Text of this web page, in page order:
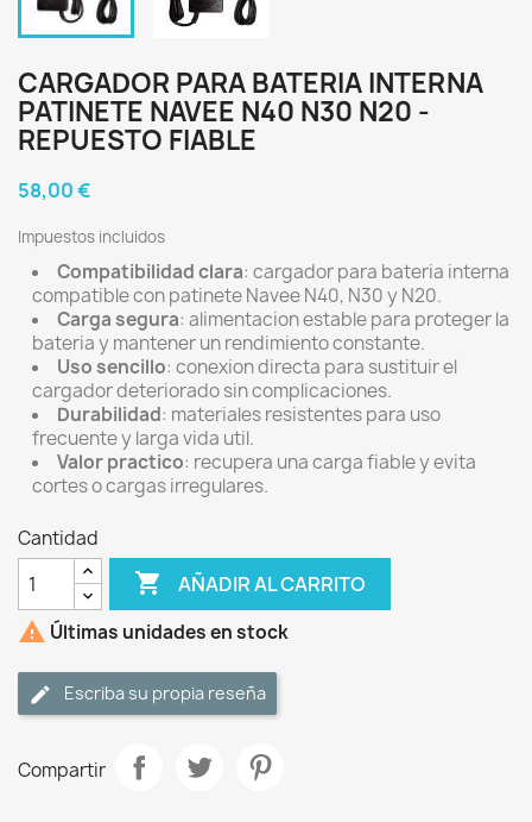
CARGADOR PARA BATERIA INTERNA
PATINETE NAVEE N40 N30 N20 -
REPUESTO FIABLE
58,00 €
Impuestos incluidos
Compatibilidad clara: cargador para bateria interna
compatible con patinete Navee N40, N30 y N20.
Carga segura: alimentacion estable para proteger la
bateria y mantener un rendimiento constante.
Uso sencillo: conexion directa para sustituir el
cargador deteriorado sin complicaciones.
Durabilidad: materiales resistentes para uso
frecuente y larga vida util.
Valor practico: recupera una carga fiable y evita
cortes o cargas irregulares.
Cantidad
 AÑADIR AL CARRITO
 Últimas unidades en stock
Escriba su propia reseña
Compartir